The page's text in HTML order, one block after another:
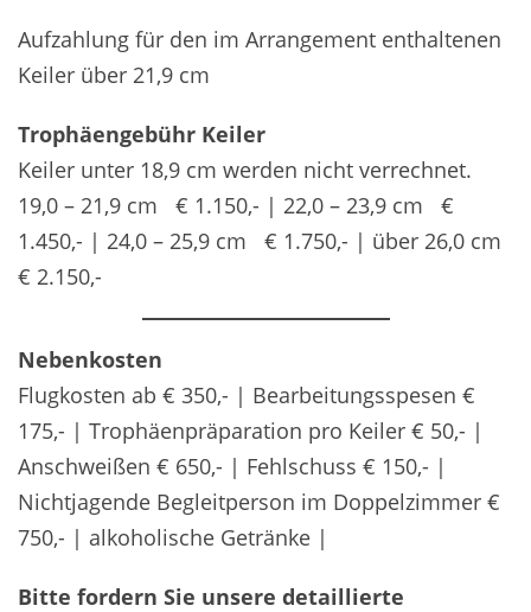
Aufzahlung für den im Arrangement enthaltenen
Keiler über 21,9 cm
Trophäengebühr Keiler
Keiler unter 18,9 cm werden nicht verrechnet.
19,0 – 21,9 cm € 1.150,- | 22,0 – 23,9 cm €
1.450,- | 24,0 – 25,9 cm € 1.750,- | über 26,0 cm
€ 2.150,-
Nebenkosten
Flugkosten ab € 350,- | Bearbeitungsspesen €
175,- | Trophäenpräparation pro Keiler € 50,- |
Anschweißen € 650,- | Fehlschuss € 150,- |
Nichtjagende Begleitperson im Doppelzimmer €
750,- | alkoholische Getränke |
Bitte fordern Sie unsere detaillierte